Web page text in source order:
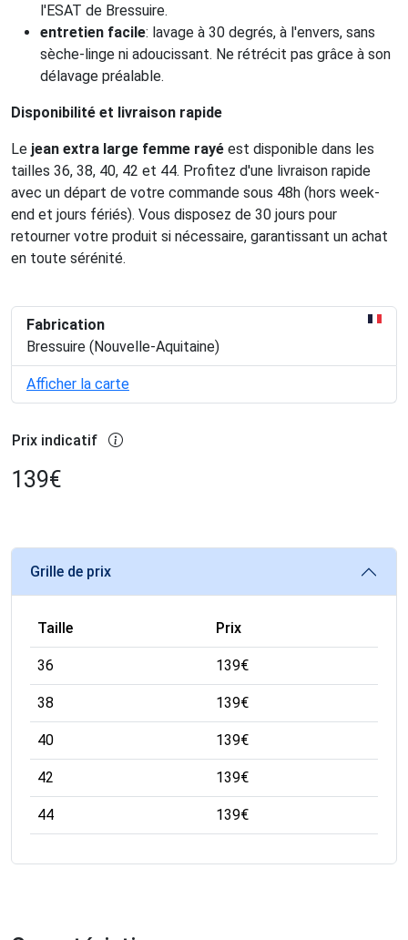
l'ESAT de Bressuire.
entretien facile: lavage à 30 degrés, à l'envers, sans
sèche-linge ni adoucissant. Ne rétrécit pas grâce à son
délavage préalable.
Disponibilité et livraison rapide
Le jean extra large femme rayé est disponible dans les
tailles 36, 38, 40, 42 et 44. Profitez d'une livraison rapide
avec un départ de votre commande sous 48h (hors week-
end et jours fériés). Vous disposez de 30 jours pour
retourner votre produit si nécessaire, garantissant un achat
en toute sérénité.
Fabrication
Bressuire (Nouvelle-Aquitaine)
Afficher la carte
Prix indicatif
139€
Grille de prix
Taille Prix
36 139€
38 139€
40 139€
42 139€
44 139€